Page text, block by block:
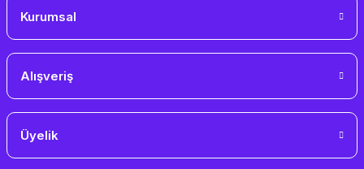
Kurumsal
Alışveriş
Üyelik